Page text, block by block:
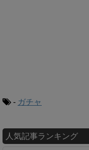
- ガチャ
人気記事ランキング